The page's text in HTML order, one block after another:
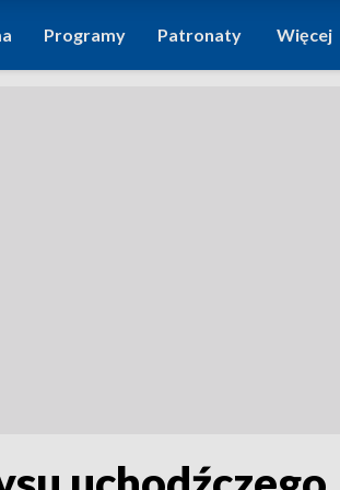
Programy Patronaty Więcej